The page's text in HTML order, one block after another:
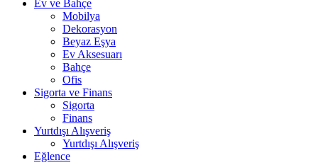
Ev ve Bahçe
Mobilya
Dekorasyon
Beyaz Eşya
Ev Aksesuarı
Bahçe
Ofis
Sigorta ve Finans
Sigorta
Finans
Yurtdışı Alışveriş
Yurtdışı Alışveriş
Eğlence